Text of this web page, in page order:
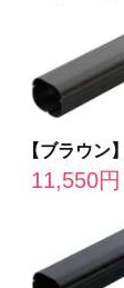
【ブラウン】
11,550円